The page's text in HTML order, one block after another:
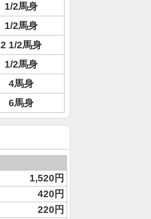
1/2馬身
1/2馬身
2 1/2馬身
1/2馬身
4馬身
6馬身
1,520円
420円
220円